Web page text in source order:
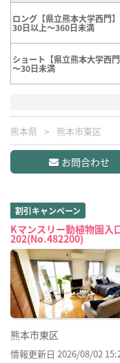
ロング【県立熊本大学西門】
30日以上～360日未満
ショート【県立熊本大学西門
～30日未満
熊本県 熊本市東区
お問合わせ
割引キャンペーン
Kマンスリー動植物園入
202(No.482200)
熊本市東区
情報更新日 2026/08/02